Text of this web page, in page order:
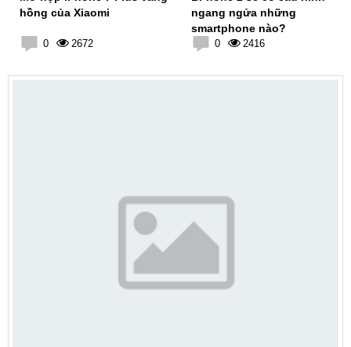
hồng của Xiaomi
0 2672
ngang ngửa những
smartphone nào?
0 2416